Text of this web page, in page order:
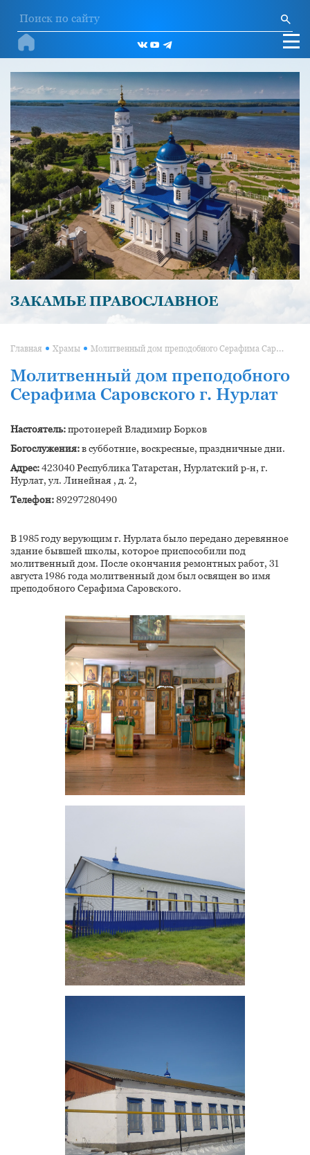
ЗАКАМЬЕ ПРАВОСЛАВНОЕ
Главная Храмы Молитвенный дом преподобного Серафима Саровского г. Нурлат
Молитвенный дом преподобного
Серафима Саровского г. Нурлат
Настоятель:протоиерей Владимир Борков
Богослужения:в субботние, воскресные, праздничные дни.
Адрес:423040 Республика Татарстан, Нурлатский р-н, г.
Нурлат, ул. Линейная , д. 2,
Телефон:89297280490
В 1985 году верующим г. Нурлата было передано деревянное
здание бывшей школы, которое приспособили под
молитвенный дом. После окончания ремонтных работ, 31
августа 1986 года молитвенный дом был освящен во имя
преподобного Серафима Саровского.